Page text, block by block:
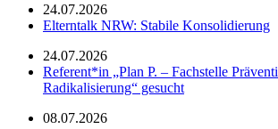
24.07.2026
Elterntalk NRW: Stabile Konsolidierung
24.07.2026
Referent*in „Plan P. – Fachstelle
Radikalisierung“ gesucht
08.07.2026